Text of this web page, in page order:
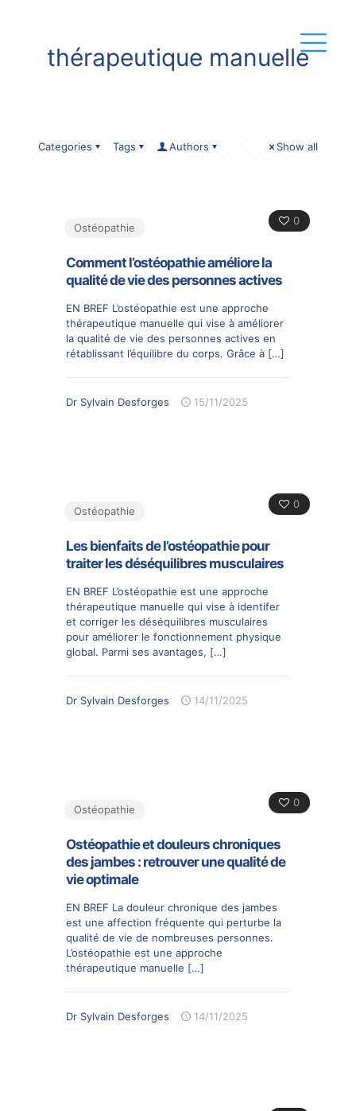
thérapeutique manuelle
Categories Tags Authors Show all
0
Ostéopathie
Comment l’ostéopathie améliore la
qualité de vie des personnes actives
EN BREF L’ostéopathie est une approche
thérapeutique manuelle qui vise à améliorer
la qualité de vie des personnes actives en
rétablissant l’équilibre du corps. Grâce à […]
Dr Sylvain Desforges 15/11/2025
0
Ostéopathie
Les bienfaits de l’ostéopathie pour
traiter les déséquilibres musculaires
EN BREF L’ostéopathie est une approche
thérapeutique manuelle qui vise à identifer
et corriger les déséquilibres musculaires
pour améliorer le fonctionnement physique
global. Parmi ses avantages, […]
Dr Sylvain Desforges 14/11/2025
0
Ostéopathie
Ostéopathie et douleurs chroniques
des jambes : retrouver une qualité de
vie optimale
EN BREF La douleur chronique des jambes
est une affection fréquente qui perturbe la
qualité de vie de nombreuses personnes.
L’ostéopathie est une approche
thérapeutique manuelle […]
Dr Sylvain Desforges 14/11/2025